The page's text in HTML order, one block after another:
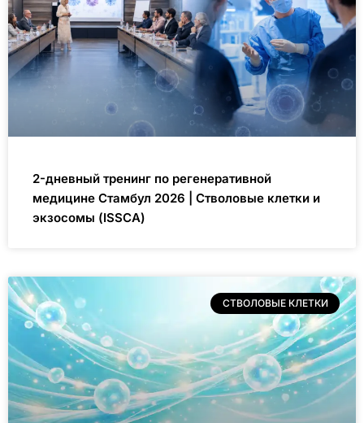
2-дневный тренинг по регенеративной
медицине Стамбул 2026 | Стволовые клетки и
экзосомы (ISSCA)
СТВОЛОВЫЕ КЛЕТКИ